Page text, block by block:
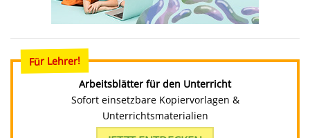
Für Lehrer!
Arbeitsblätter für den Unterricht
Sofort einsetzbare Kopiervorlagen &
Unterrichtsmaterialien